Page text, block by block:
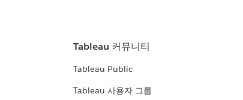
Tableau 커뮤니티
Tableau Public
Tableau 사용자 그룹